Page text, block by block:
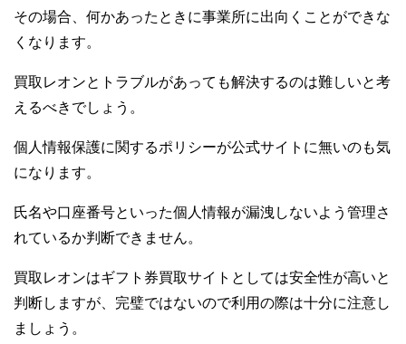
その場合、何かあったときに事業所に出向くことができな
くなります。
買取レオンとトラブルがあっても解決するのは難しいと考
えるべきでしょう。
個人情報保護に関するポリシーが公式サイトに無いのも気
になります。
氏名や口座番号といった個人情報が漏洩しないよう管理さ
れているか判断できません。
買取レオンはギフト券買取サイトとしては安全性が高いと
判断しますが、完璧ではないので利用の際は十分に注意し
ましょう。